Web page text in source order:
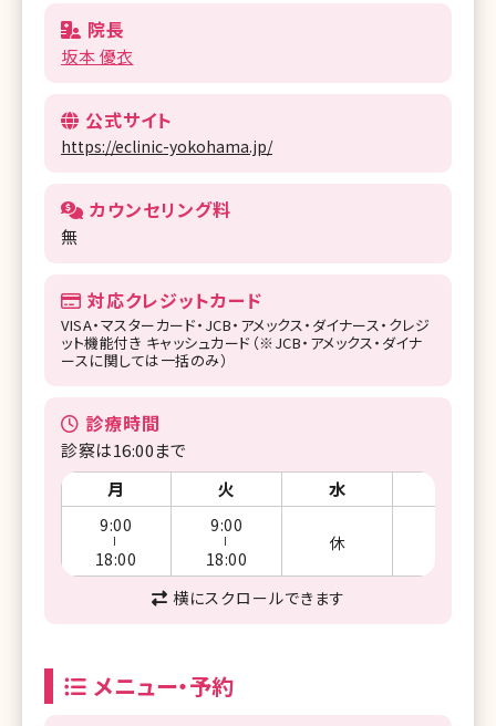
院長
坂本 優衣
公式サイト
https://eclinic-yokohama.jp/
カウンセリング料
無
対応クレジットカード
VISA・マスターカード・JCB・アメックス・ダイナース・クレジ
ット機能付き キャッシュカード（※JCB・アメックス・ダイナ
ースに関しては一括のみ）
診療時間
診察は16:00まで
月
火 水
9:00
18:00
9:00
18:00
休
横にスクロールできます
メニュー・予約